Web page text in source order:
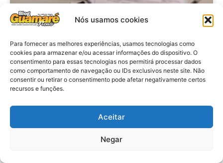
Nós usamos cookies
Para fornecer as melhores experiências, usamos tecnologias como
cookies para armazenar e/ou acessar informações do dispositivo. O
consentimento para essas tecnologias nos permitirá processar dados
como comportamento de navegação ou IDs exclusivos neste site. Não
consentir ou retirar o consentimento pode afetar negativamente certos
recursos e funções.
Aceitar
Negar
Economia: Prazo de adesão ao
Programa Desenrola 2.0 é